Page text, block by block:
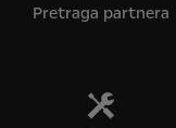
Pretraga partnera